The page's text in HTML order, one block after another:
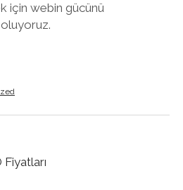
için webin gücünü
oluyoruz.